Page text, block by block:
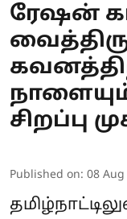
ரேஷன்
சிறப்பு
Published on: 08 Aug